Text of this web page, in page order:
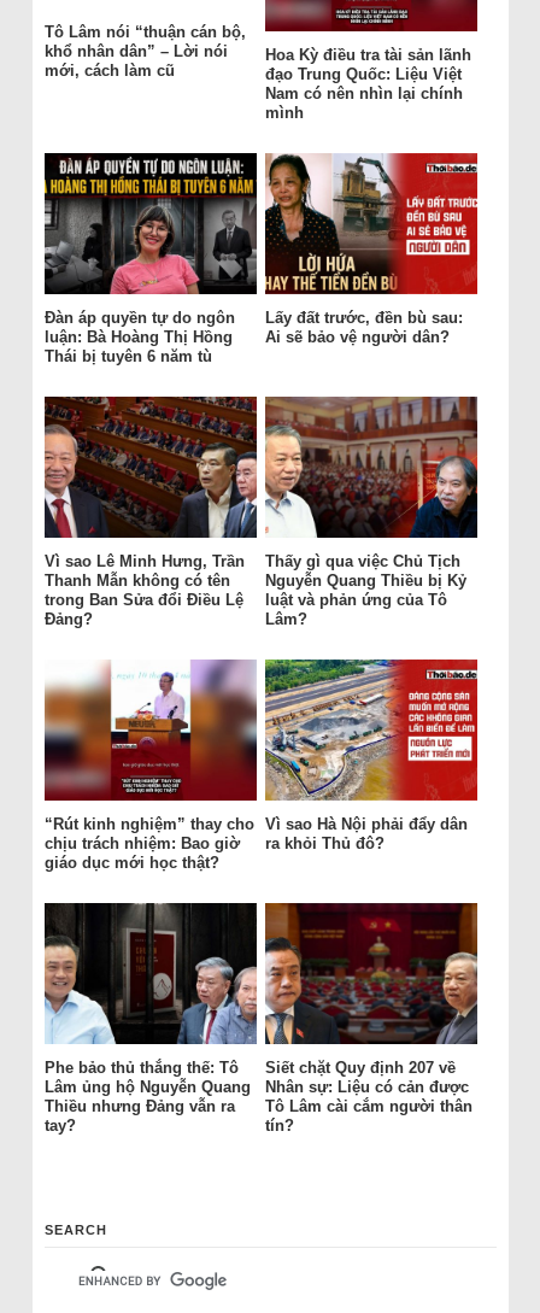
Tô Lâm nói “thuận cán bộ,
khổ nhân dân” – Lời nói
mới, cách làm cũ
Hoa Kỳ điều tra tài sản lãnh
đạo Trung Quốc: Liệu Việt
Nam có nên nhìn lại chính
mình
Đàn áp quyền tự do ngôn
luận: Bà Hoàng Thị Hồng
Thái bị tuyên 6 năm tù
Lấy đất trước, đền bù sau:
Ai sẽ bảo vệ người dân?
Vì sao Lê Minh Hưng, Trần
Thanh Mẫn không có tên
trong Ban Sửa đổi Điều Lệ
Đảng?
Thấy gì qua việc Chủ Tịch
Nguyễn Quang Thiều bị Kỷ
luật và phản ứng của Tô
Lâm?
“Rút kinh nghiệm” thay cho
chịu trách nhiệm: Bao giờ
giáo dục mới học thật?
Vì sao Hà Nội phải đẩy dân
ra khỏi Thủ đô?
Phe bảo thủ thắng thế: Tô
Lâm ủng hộ Nguyễn Quang
Thiều nhưng Đảng vẫn ra
tay?
Siết chặt Quy định 207 về
Nhân sự: Liệu có cản được
Tô Lâm cài cắm người thân
tín?
SEARCH